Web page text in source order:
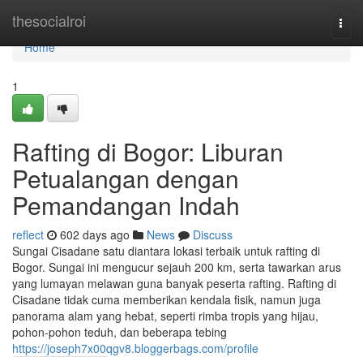
thesocialroi
Home
Home
1
Rafting di Bogor: Liburan
Petualangan dengan
Pemandangan Indah
reflect 602 days ago News
Discuss
Sungai Cisadane satu diantara lokasi terbaik untuk rafting di
Bogor. Sungai ini mengucur sejauh 200 km, serta tawarkan arus
yang lumayan melawan guna banyak peserta rafting. Rafting di
Cisadane tidak cuma memberikan kendala fisik, namun juga
panorama alam yang hebat, seperti rimba tropis yang hijau,
pohon-pohon teduh, dan beberapa tebing
https://joseph7x00qgv8.bloggerbags.com/profile